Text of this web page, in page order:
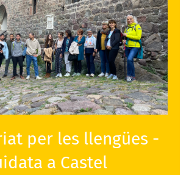
per les llengües -
a Castel